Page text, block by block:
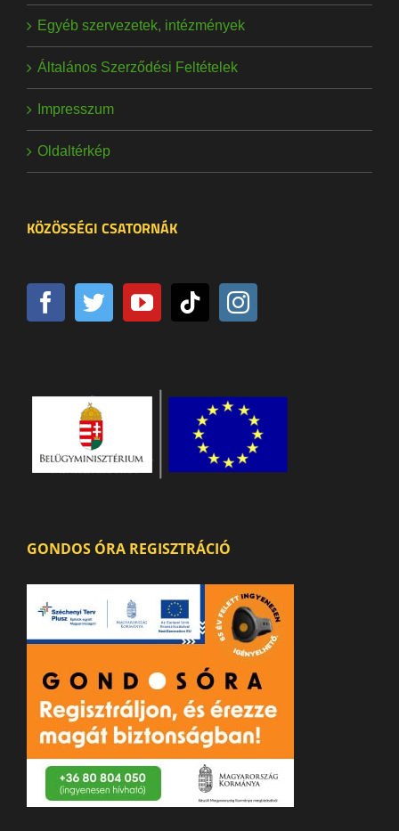
Egyéb szervezetek, intézmények
Általános Szerződési Feltételek
Impresszum
Oldaltérkép
KÖZÖSSÉGI CSATORNÁK
GONDOS ÓRA REGISZTRÁCIÓ